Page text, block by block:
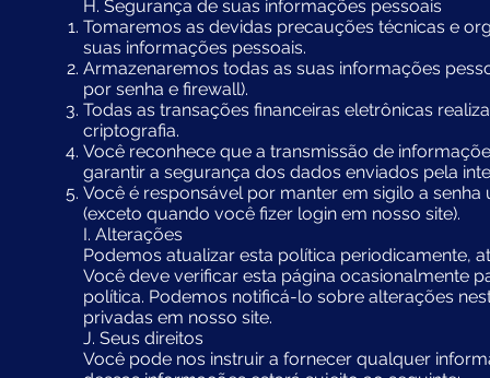
H. Segurança de suas informações pessoais
Tomaremos as devidas precauções técnicas e
suas informações pessoais.
Armazenaremos todas as suas informações
por senha e firewall).
Todas as transações financeiras eletrônicas
criptografia.
Você reconhece que a transmissão de
garantir a segurança dos dados enviados pela
Você é responsável por manter em sigilo a
(exceto quando você fizer login em nosso site).
I. Alterações
Podemos atualizar esta política periodicamente,
Você deve verificar esta página ocasionalmente
política. Podemos notificá-lo sobre alterações
privadas em nosso site.
J. Seus direitos
Você pode nos instruir a fornecer qualquer